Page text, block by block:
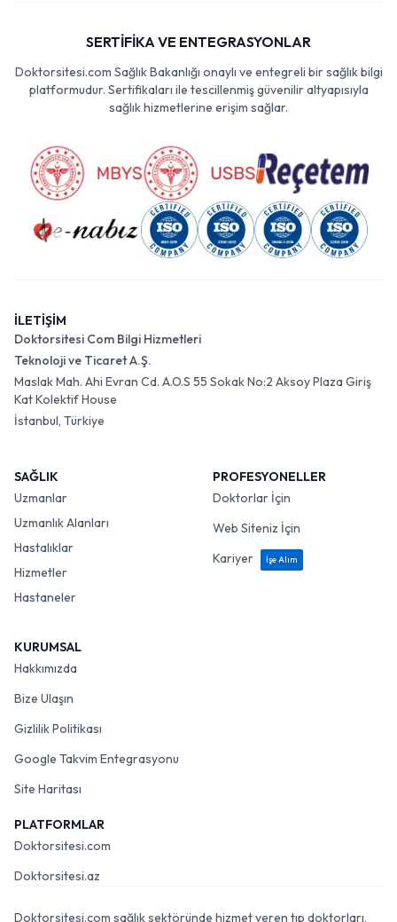
SERTİFİKA VE ENTEGRASYONLAR
Doktorsitesi.com Sağlık Bakanlığı onaylı ve entegreli bir sağlık bilgi
platformudur. Sertifikaları ile tescillenmiş güvenilir altyapısıyla
sağlık hizmetlerine erişim sağlar.
İLETİŞİM
Doktorsitesi Com Bilgi Hizmetleri
Teknoloji ve Ticaret A.Ş.
Maslak Mah. Ahi Evran Cd. A.O.S 55 Sokak No:2 Aksoy Plaza Giriş
Kat Kolektif House
İstanbul, Türkiye
SAĞLIK
Uzmanlar
Uzmanlık Alanları
Hastalıklar
Hizmetler
Hastaneler
PROFESYONELLER
Doktorlar İçin
Web Siteniz İçin
Kariyer
İşe Alım
KURUMSAL
Hakkımızda
Bize Ulaşın
Gizlilik Politikası
Google Takvim Entegrasyonu
Site Haritası
PLATFORMLAR
Doktorsitesi.com
Doktorsitesi.az
Doktorsitesi.com sağlık sektöründe hizmet veren tıp doktorları,